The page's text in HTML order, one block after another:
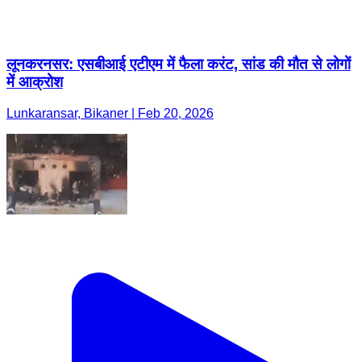
लूनकरनसर: एसबीआई एटीएम में फैला करंट, सांड की मौत से लोगों
में आक्रोश
Lunkaransar, Bikaner | Feb 20, 2026